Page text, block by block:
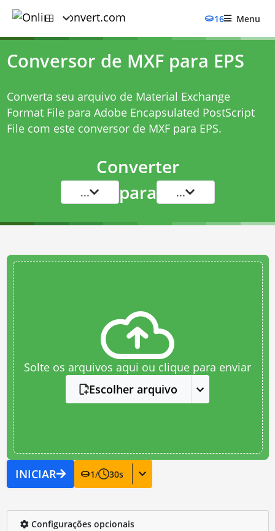
16 Menu
Conversor de MXF para EPS
Converta seu arquivo de Material Exchange
Format File para Adobe Encapsulated PostScript
File com este conversor de MXF para EPS.
Converter
... para ...
Solte os arquivos aqui ou clique para enviar
Escolher arquivo
INICIAR 1/ 30s
Configurações opcionais